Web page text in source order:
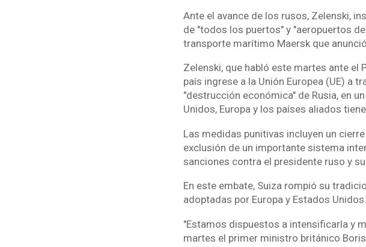
Ante el avance de los rusos, Zelenski,
de "todos los puertos" y "aeropuertos
transporte marítimo Maersk que
Zelenski, que habló este martes ante el
país ingrese a la Unión Europea (UE) a
"destrucción económica" de Rusia, en
Unidos, Europa y los países aliados
Las medidas punitivas incluyen un
exclusión de un importante sistema
sanciones contra el presidente ruso y
En este embate, Suiza rompió su
adoptadas por Europa y Estados Unidos.
"Estamos dispuestos a intensificarla y
martes el primer ministro británico